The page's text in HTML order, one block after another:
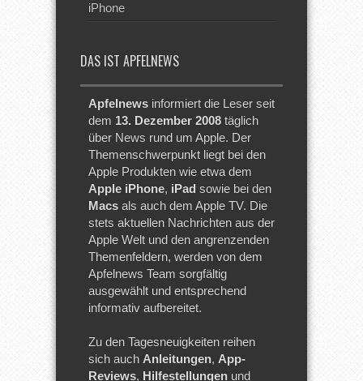
iPhone
DAS IST APFELNEWS
Apfelnews informiert die Leser seit
dem 13. Dezember 2008 täglich
über News rund um Apple. Der
Themenschwerpunkt liegt bei den
Apple Produkten wie etwa dem
Apple iPhone, iPad sowie bei den
Macs als auch dem Apple TV. Die
stets aktuellen Nachrichten aus der
Apple Welt und den angrenzenden
Themenfeldern, werden von dem
Apfelnews Team sorgfältig
ausgewählt und entsprechend
informativ aufbereitet.
Zu den Tagesneuigkeiten reihen
sich auch Anleitungen, App-
Reviews, Hilfestellungen und